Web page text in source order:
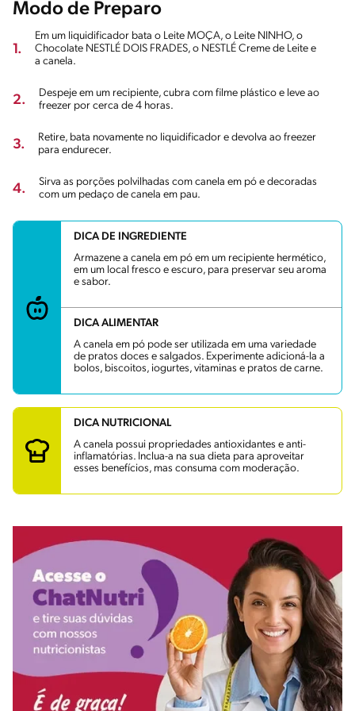
Modo de Preparo
1.
Em um liquidificador bata o Leite MOÇA, o Leite NINHO, o
Chocolate NESTLÉ DOIS FRADES, o NESTLÉ Creme de Leite e
a canela.
2.
Despeje em um recipiente, cubra com filme plástico e leve ao
freezer por cerca de 4 horas.
3.
Retire, bata novamente no liquidificador e devolva ao freezer
para endurecer.
4.
Sirva as porções polvilhadas com canela em pó e decoradas
com um pedaço de canela em pau.
DICA DE INGREDIENTE
Armazene a canela em pó em um recipiente hermético,
em um local fresco e escuro, para preservar seu aroma
e sabor.
DICA ALIMENTAR
A canela em pó pode ser utilizada em uma variedade
de pratos doces e salgados. Experimente adicioná-la a
bolos, biscoitos, iogurtes, vitaminas e pratos de carne.
DICA NUTRICIONAL
A canela possui propriedades antioxidantes e anti-
inflamatórias. Inclua-a na sua dieta para aproveitar
esses benefícios, mas consuma com moderação.